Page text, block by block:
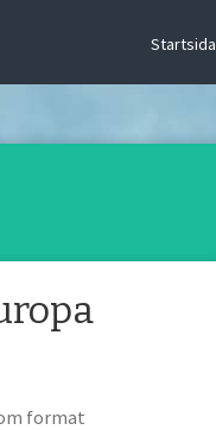
Startsida
format